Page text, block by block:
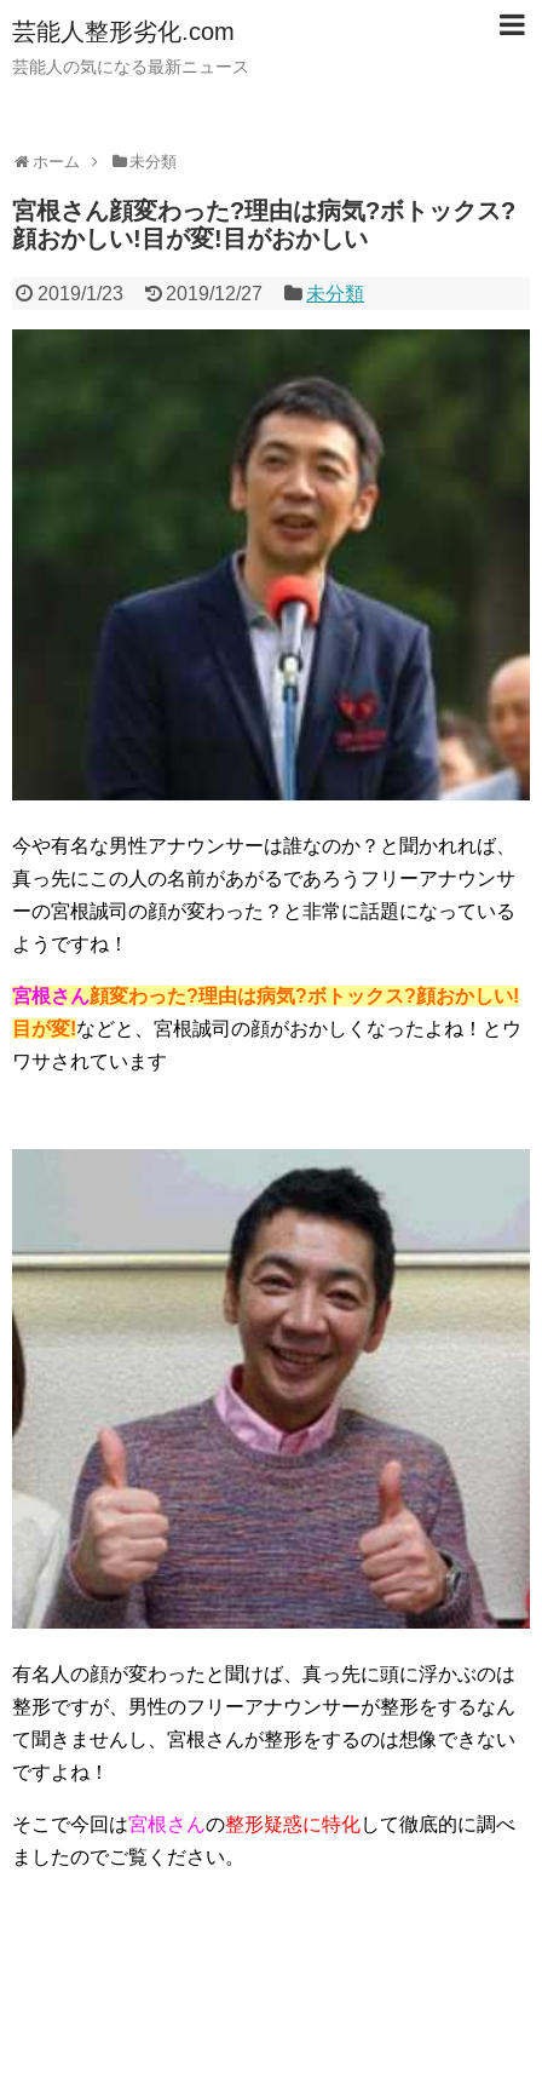
芸能人整形劣化.com
芸能人の気になる最新ニュース
ホーム 未分類
宮根さん顔変わった?理由は病気?ボトックス?
顔おかしい!目が変!目がおかしい
2019/1/23 2019/12/27 未分類
今や有名な男性アナウンサーは誰なのか？と聞かれれば、
真っ先にこの人の名前があがるであろうフリーアナウンサ
ーの宮根誠司の顔が変わった？と非常に話題になっている
ようですね！
宮根さん顔変わった?理由は病気?ボトックス?顔おかしい!
目が変!などと、宮根誠司の顔がおかしくなったよね！とウ
ワサされています
有名人の顔が変わったと聞けば、真っ先に頭に浮かぶのは
整形ですが、男性のフリーアナウンサーが整形をするなん
て聞きませんし、宮根さんが整形をするのは想像できない
ですよね！
そこで今回は宮根さんの整形疑惑に特化して徹底的に調べ
ましたのでご覧ください。